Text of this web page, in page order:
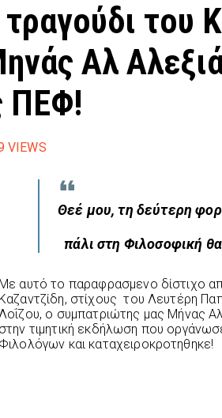
του
Αλ
ΠΕΦ!
VIEWS
Θεέ μου, τη δεύτερη
πάλι στη Φιλοσοφική
Με αυτό το παραφρασμενο δίστιχο
Καζαντζίδη, στίχους του Λευτέρη
ο συμπατριώτης μας Μήνας
στην τιμητική εκδήλωση που
Φιλολόγων και καταχειροκροτηθηκε!